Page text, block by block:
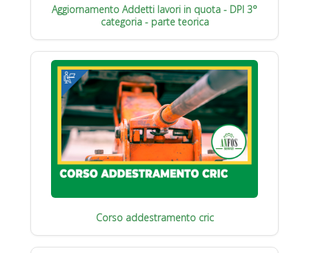
Aggiornamento Addetti lavori in quota - DPI 3°
categoria - parte teorica
Corso addestramento cric